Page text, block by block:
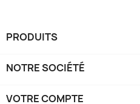
PRODUITS
NOTRE SOCIÉTÉ
VOTRE COMPTE